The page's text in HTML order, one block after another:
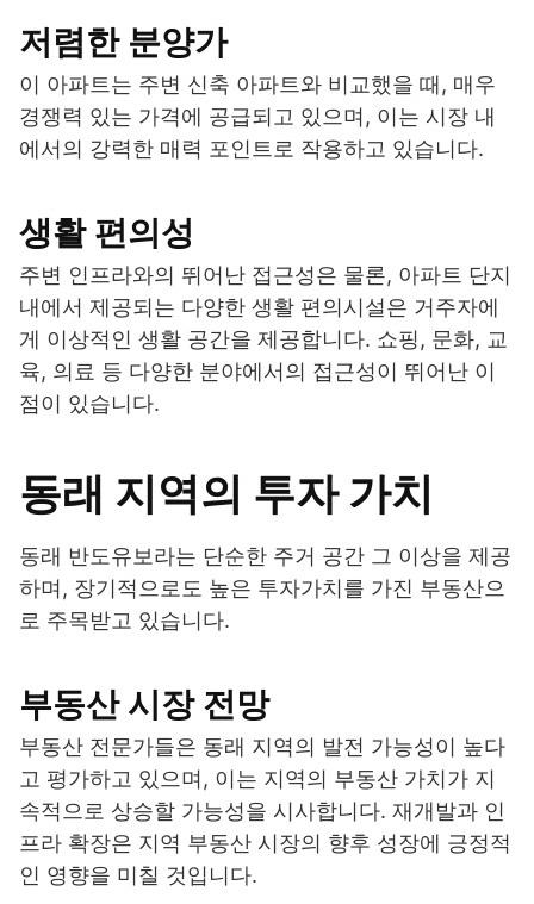
저렴한 분양가
이 아파트는 주변 신축 아파트와 비교했을 때, 매우
경쟁력 있는 가격에 공급되고 있으며, 이는 시장 내
에서의 강력한 매력 포인트로 작용하고 있습니다.
생활 편의성
주변 인프라와의 뛰어난 접근성은 물론, 아파트 단지
내에서 제공되는 다양한 생활 편의시설은 거주자에
게 이상적인 생활 공간을 제공합니다. 쇼핑, 문화, 교
육, 의료 등 다양한 분야에서의 접근성이 뛰어난 이
점이 있습니다.
동래 지역의 투자 가치
동래 반도유보라는 단순한 주거 공간 그 이상을 제공
하며, 장기적으로도 높은 투자가치를 가진 부동산으
로 주목받고 있습니다.
부동산 시장 전망
부동산 전문가들은 동래 지역의 발전 가능성이 높다
고 평가하고 있으며, 이는 지역의 부동산 가치가 지
속적으로 상승할 가능성을 시사합니다. 재개발과 인
프라 확장은 지역 부동산 시장의 향후 성장에 긍정적
인 영향을 미칠 것입니다.